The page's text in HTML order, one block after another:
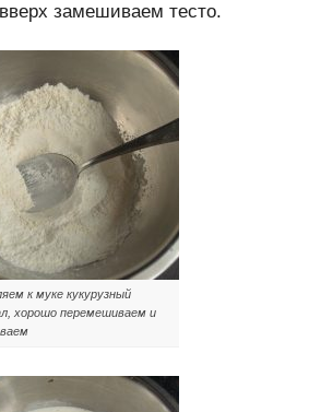
замешиваем тесто.
к муке кукурузный
хорошо перемешиваем и